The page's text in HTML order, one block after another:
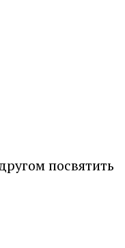
посвятить